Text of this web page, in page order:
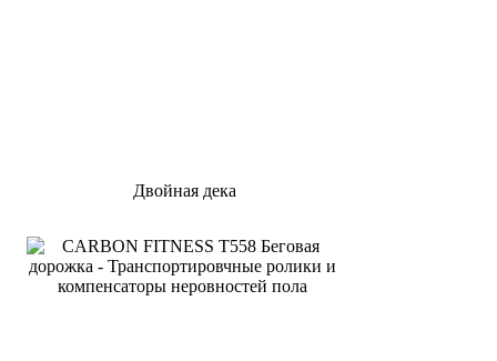
Двойная дека